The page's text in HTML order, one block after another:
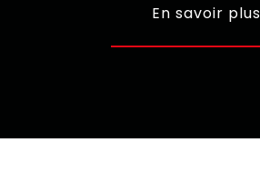
En savoir plus